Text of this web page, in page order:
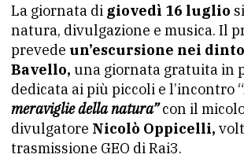
La giornata di giovedì 16 luglio
natura, divulgazione e musica. Il
prevede un’escursione nei
Bavello, una giornata gratuita in
dedicata ai più piccoli e l’incontro “
meraviglie della natura”con il
divulgatore Nicolò Oppicelli,
trasmissione GEO di Rai3.